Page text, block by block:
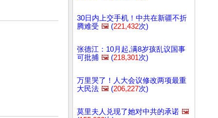
30日内上交手机！中共在新疆不折
腾难受 🖼️ (221,432次)
张德江：10月起,满8岁孩乱议国事
可批捕 🖼️ (218,301次)
万里哭了！人大会议修改两项最重
大民法 🖼️ (206,227次)
莫里夫人兑现了她对中共的承诺 🖼️